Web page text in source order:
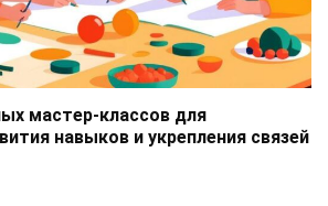
мастер-классов для
навыков и укрепления связей